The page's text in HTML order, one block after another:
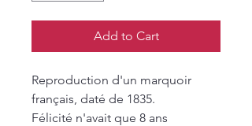
Add to Cart
Reproduction d'un marquoir
français, daté de 1835.
Félicité n'avait que 8 ans